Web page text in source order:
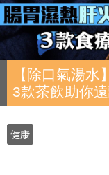
【除口氣湯
3款茶飲助你
健康